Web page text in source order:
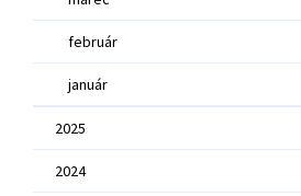
február
január
2025
2024